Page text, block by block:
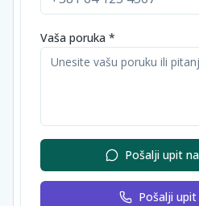
Vaša poruka *
Pošalji upit
Pošalji